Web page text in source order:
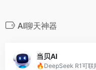
AI聊天神器
当贝AI